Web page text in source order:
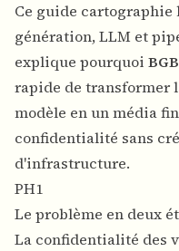
Ce guide cartographie
génération, LLM et
explique pourquoi
rapide de transformer
modèle en un média
confidentialité sans
d'infrastructure.
PH1
Le problème en deux
La confidentialité des